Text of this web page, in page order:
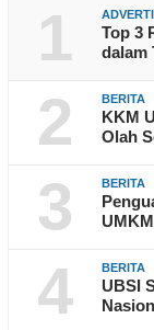
1
Top 3
dalam
2 BERITA
KKM
Olah
3 BERITA
4 BERITA
UBSI